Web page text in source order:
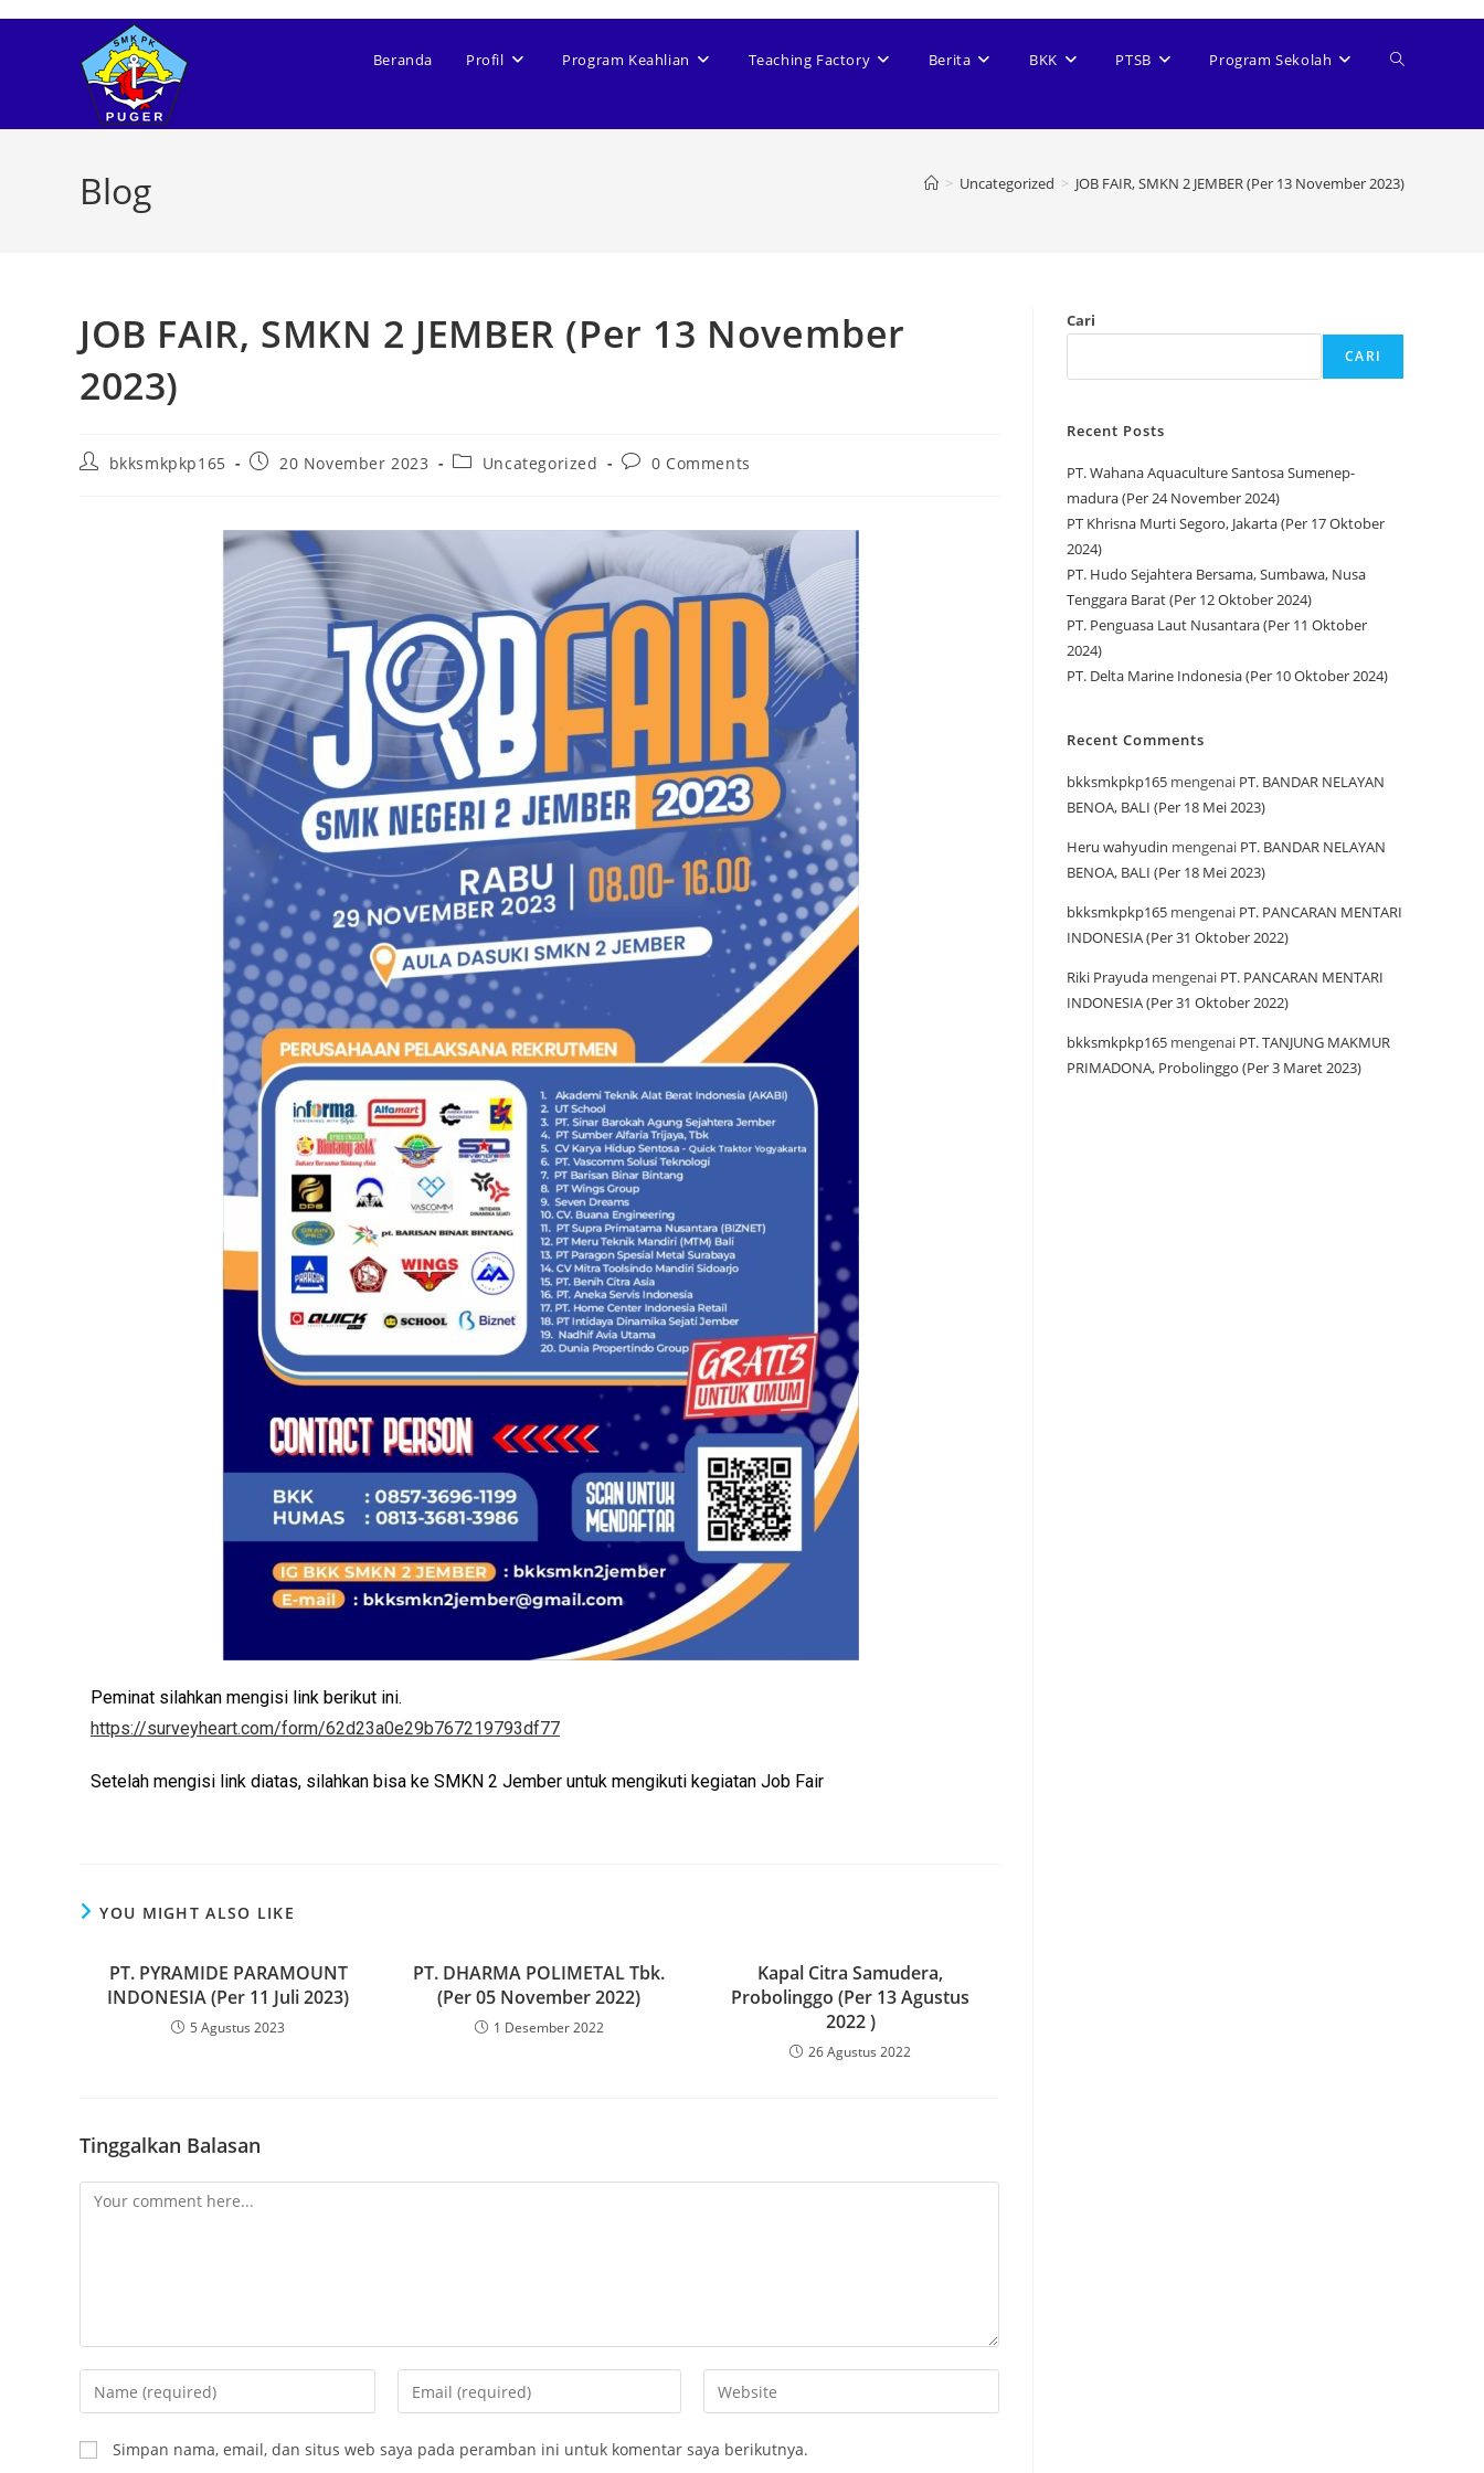
Beranda Profil Program Keahlian Teaching Factory Berita BKK PTSB Program Sekolah
Blog > Uncategorized > JOB FAIR, SMKN 2 JEMBER (Per 13 November 2023)
JOB FAIR, SMKN 2 JEMBER (Per 13 November
2023)
bkksmkpkp165 20 November 2023 Uncategorized 0 Comments
Peminat silahkan mengisi link berikut ini.
https://surveyheart.com/form/62d23a0e29b767219793df77
Setelah mengisi link diatas, silahkan bisa ke SMKN 2 Jember untuk mengikuti kegiatan Job Fair
YOU MIGHT ALSO LIKE
PT. PYRAMIDE PARAMOUNT
INDONESIA (Per 11 Juli 2023)
5 Agustus 2023
PT. DHARMA POLIMETAL Tbk.
(Per 05 November 2022)
1 Desember 2022
Kapal Citra Samudera,
Probolinggo (Per 13 Agustus
2022 )
26 Agustus 2022
Tinggalkan Balasan
Simpan nama, email, dan situs web saya pada peramban ini untuk komentar saya berikutnya.
Cari
CARI
Recent Posts
PT. Wahana Aquaculture Santosa Sumenep-
madura (Per 24 November 2024)
PT Khrisna Murti Segoro, Jakarta (Per 17 Oktober
2024)
PT. Hudo Sejahtera Bersama, Sumbawa, Nusa
Tenggara Barat (Per 12 Oktober 2024)
PT. Penguasa Laut Nusantara (Per 11 Oktober
2024)
PT. Delta Marine Indonesia (Per 10 Oktober 2024)
Recent Comments
bkksmkpkp165 mengenai PT. BANDAR NELAYAN
BENOA, BALI (Per 18 Mei 2023)
Heru wahyudin mengenai PT. BANDAR NELAYAN
BENOA, BALI (Per 18 Mei 2023)
bkksmkpkp165 mengenai PT. PANCARAN MENTARI
INDONESIA (Per 31 Oktober 2022)
Riki Prayuda mengenai PT. PANCARAN MENTARI
INDONESIA (Per 31 Oktober 2022)
bkksmkpkp165 mengenai PT. TANJUNG MAKMUR
PRIMADONA, Probolinggo (Per 3 Maret 2023)